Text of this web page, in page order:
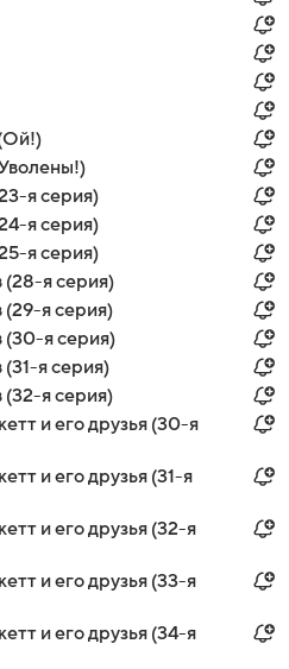
я серия)
я серия)
я серия)
(28-я серия)
(29-я серия)
(30-я серия)
я серия)
(32-я серия)
и его друзья (30-я
и его друзья (31-я
и его друзья (32-я
и его друзья (33-я
и его друзья (34-я